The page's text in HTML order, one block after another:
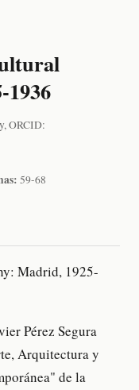
ORCID:
59-68
Madrid, 1925-
Pérez Segura
Arquitectura y
de la